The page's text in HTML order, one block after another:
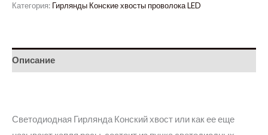
Конский
16
2м,
Категория: Гирлянды Конские хвосты проволока LED
Описание
Светодиодная Гирлянда Конский хвост или как ее еще